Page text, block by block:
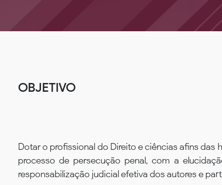
OBJETIVO
Dotar o profissional do Direito e ciências afins
processo de persecução penal, com a
responsabilização judicial efetiva dos autores e